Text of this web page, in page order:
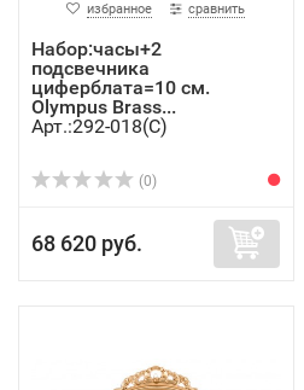
избранное сравнить
Набор:часы+2
подсвечника
циферблата=10 см.
Olympus Brass...
Арт.:292-018(C)
(0)
68 620 руб.